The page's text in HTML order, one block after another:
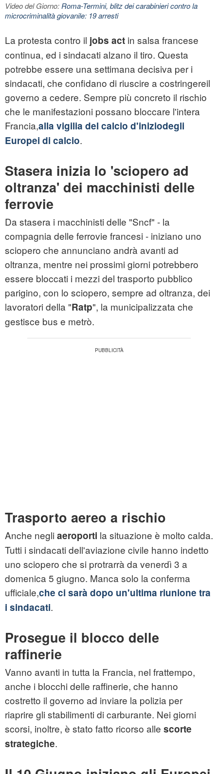
Video del Giorno:Roma-Termini, blitz dei carabinieri contro la
microcriminalità giovanile: 19 arresti
La protesta contro il jobs act in salsa francese
continua, ed i sindacati alzano il tiro. Questa
potrebbe essere una settimana decisiva per i
sindacati, che confidano di riuscire a costringereil
governo a cedere. Sempre più concreto il rischio
che le manifestazioni possano bloccare l'intera
Francia,alla vigilia del calcio d'iniziodegli
Europei di calcio.
Stasera inizia lo 'sciopero ad
oltranza' dei macchinisti delle
ferrovie
Da stasera i macchinisti delle "Sncf" - la
compagnia delle ferrovie francesi - iniziano uno
sciopero che annunciano andrà avanti ad
oltranza, mentre nei prossimi giorni potrebbero
essere bloccati i mezzi del trasporto pubblico
parigino, con lo sciopero, sempre ad oltranza, dei
lavoratori della "Ratp", la municipalizzata che
gestisce bus e metrò.
Trasporto aereo a rischio
Anche negli aeroporti la situazione è molto calda.
Tutti i sindacati dell'aviazione civile hanno indetto
uno sciopero che si protrarrà da venerdì 3 a
domenica 5 giugno. Manca solo la conferma
ufficiale,che ci sarà dopo un'ultima riunione tra
i sindacati.
Prosegue il blocco delle
raffinerie
Vanno avanti in tutta la Francia, nel frattempo,
anche i blocchi delle raffinerie, che hanno
costretto il governo ad inviare la polizia per
riaprire gli stabilimenti di carburante. Nei giorni
scorsi, inoltre, è stato fatto ricorso alle scorte
strategiche.